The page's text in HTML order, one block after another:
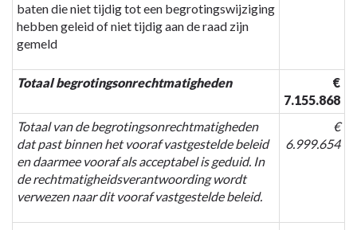
baten die niet tijdig tot een begrotingswijziging
hebben geleid of niet tijdig aan de raad zijn
gemeld
Totaal begrotingsonrechtmatigheden
€
7.155.868
Totaal van de begrotingsonrechtmatigheden
dat past binnen het vooraf vastgestelde beleid
en daarmee vooraf als acceptabel is geduid. In
de rechtmatigheidsverantwoording wordt
verwezen naar dit vooraf vastgestelde beleid.
€
6.999.654